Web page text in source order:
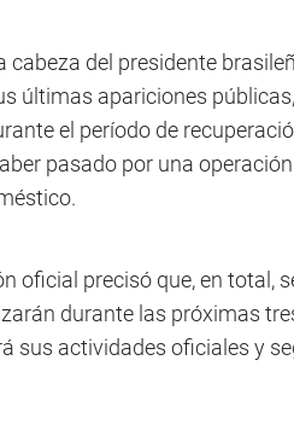
cabeza del presidente
últimas apariciones
el período de
pasado por una
oficial precisó que, en total,
durante las próximas
sus actividades oficiales y